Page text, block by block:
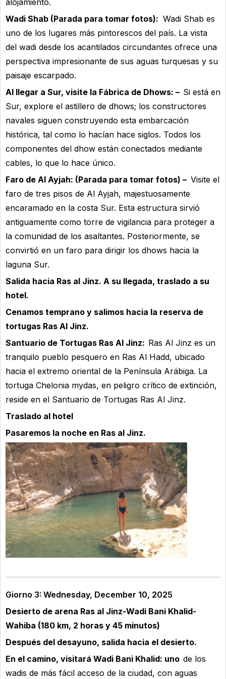
Wadi Shab (Parada para tomar fotos): Wadi Shab es
uno de los lugares más pintorescos del país. La vista
del wadi desde los acantilados circundantes ofrece una
perspectiva impresionante de sus aguas turquesas y su
paisaje escarpado.
Al llegar a Sur, visite la Fábrica de Dhows: – Si está en
Sur, explore el astillero de dhows; los constructores
navales siguen construyendo esta embarcación
histórica, tal como lo hacían hace siglos. Todos los
componentes del dhow están conectados mediante
cables, lo que lo hace único.
Faro de Al Ayjah: (Parada para tomar fotos) – Visite el
faro de tres pisos de Al Ayjah, majestuosamente
encaramado en la costa Sur. Esta estructura sirvió
antiguamente como torre de vigilancia para proteger a
la comunidad de los asaltantes. Posteriormente, se
convirtió en un faro para dirigir los dhows hacia la
laguna Sur.
Salida hacia Ras al Jinz. A su llegada, traslado a su
hotel.
Cenamos temprano y salimos hacia la reserva de
tortugas Ras Al Jinz.
Santuario de Tortugas Ras Al Jinz: Ras Al Jinz es un
tranquilo pueblo pesquero en Ras Al Hadd, ubicado
hacia el extremo oriental de la Península Arábiga. La
tortuga Chelonia mydas, en peligro crítico de extinción,
reside en el Santuario de Tortugas Ras Al Jinz.
Traslado al hotel
Pasaremos la noche en Ras al Jinz.
Giorno 3: Wednesday, December 10, 2025
Desierto de arena Ras al Jinz-Wadi Bani Khalid-
Wahiba (180 km, 2 horas y 45 minutos)
Después del desayuno, salida hacia el desierto.
En el camino, visitará Wadi Bani Khalid: uno de los
wadis de más fácil acceso de la ciudad, con aguas